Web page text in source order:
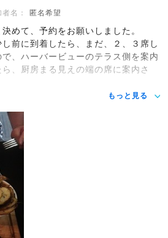
名： 匿名希望
めて、予約をお願いしました。
前に到着したら、まだ、２、３席し
、ハーバービューのテラス側を案内
、厨房まる見えの端の席に案内さ
もっと見る